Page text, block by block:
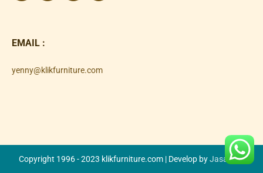
EMAIL :
yenny@klikfurniture.com
Copyright 1996 - 2023 klikfurniture.com | Develop byJasa SEO